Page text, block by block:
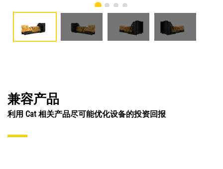
兼容产品
利用 Cat 相关产品尽可能优化设备的投资回报